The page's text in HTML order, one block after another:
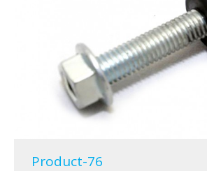
Product-76